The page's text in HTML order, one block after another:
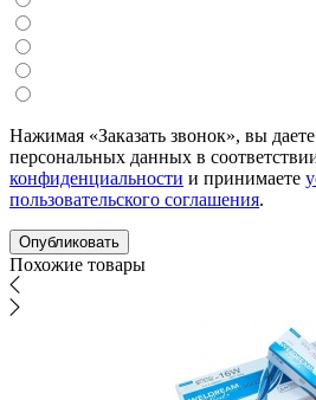
Нажимая «Заказать звонок», вы
персональных данных в
конфиденциальности и принимаете
пользовательского соглашения.
Похожие товары